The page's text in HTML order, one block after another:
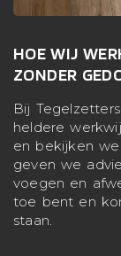
HOE WIJ
ZONDER
Bij
heldere
en bekijken
geven we
voegen en
toe bent en
staan.